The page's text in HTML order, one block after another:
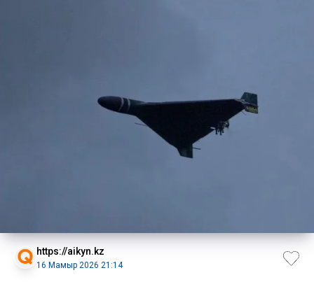
https://aikyn.kz
16 Мамыр 2026 21:14